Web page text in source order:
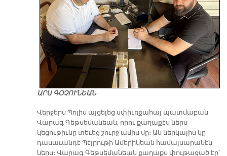
ԱՐԱ ԳՕՉՈՒՆԵԱՆ
Վերջերս Պոլիս այցելեց սփիւռքահայ պատմաբան
Վարագ Գեթսեմանեան, որու քաղաքէս ներս
կեցութիւնը տեւեց շուրջ ամիս մը։ Ան ներկայիս կը
դասաւանդէ Պէյրութի Ամերիկեան համալսարանէն
ներս։ Վարագ Գեթսեմանեան քաղաքս փութացած էր՝